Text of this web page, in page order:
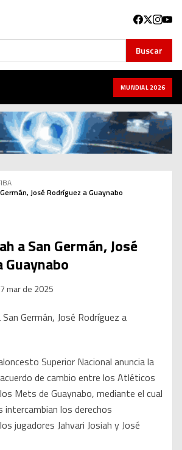
Buscar
MUNDIAL 2026
José Rodríguez a Guaynabo
a San Germán, José
Guaynabo
mar de 2025
Superior Nacional anuncia la
de cambio entre los Atléticos
Mets de Guaynabo, mediante el cual
intercambian los derechos
jugadores Jahvari Josiah y José